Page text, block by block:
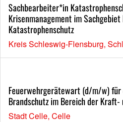
Sachbearbeiter*in
Krisenmanagement im
Katastrophenschutz
Kreis Schleswig-Flensburg,
Feuerwehrgerätewart (d/m/w) für
Brandschutz im Bereich der
Stadt Celle, Celle